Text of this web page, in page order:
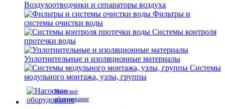
Воздухоотводчики и сепараторы воздуха
Фильтры и
системы очистки воды
Системы контроля
протечки воды
Уплотнительные и изоляционные материалы
Системы
модульного монтажа, узлы, группы
Насосное
оборудование